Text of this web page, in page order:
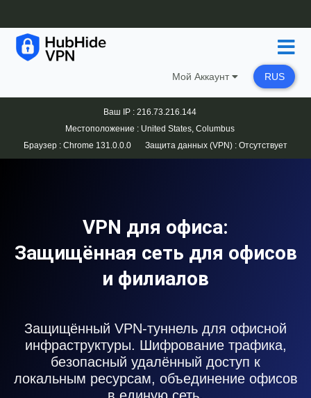
Мой Аккаунт RUS
Ваш IP : 216.73.216.144
Местоположение : United States, Columbus
Браузер : Chrome 131.0.0.0 Защита данных (VPN) : Отсутствует
VPN для офиса:
Защищённая сеть для офисов
и филиалов
Защищённый VPN-туннель для офисной
инфраструктуры. Шифрование трафика,
безопасный удалённый доступ к
локальным ресурсам, объединение офисов